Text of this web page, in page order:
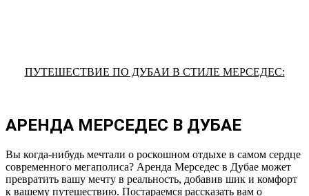
ПУТЕШЕСТВИЕ ПО ДУБАИ В СТИЛЕ МЕРСЕДЕС:
АРЕНДА МЕРСЕДЕС В ДУБАЕ
Вы когда-нибудь мечтали о роскошном отдыхе в самом сердце
современного мегаполиса? Аренда Мерседес в Дубае может
превратить вашу мечту в реальность, добавив шик и комфорт
к вашему путешествию. Постараемся рассказать вам о